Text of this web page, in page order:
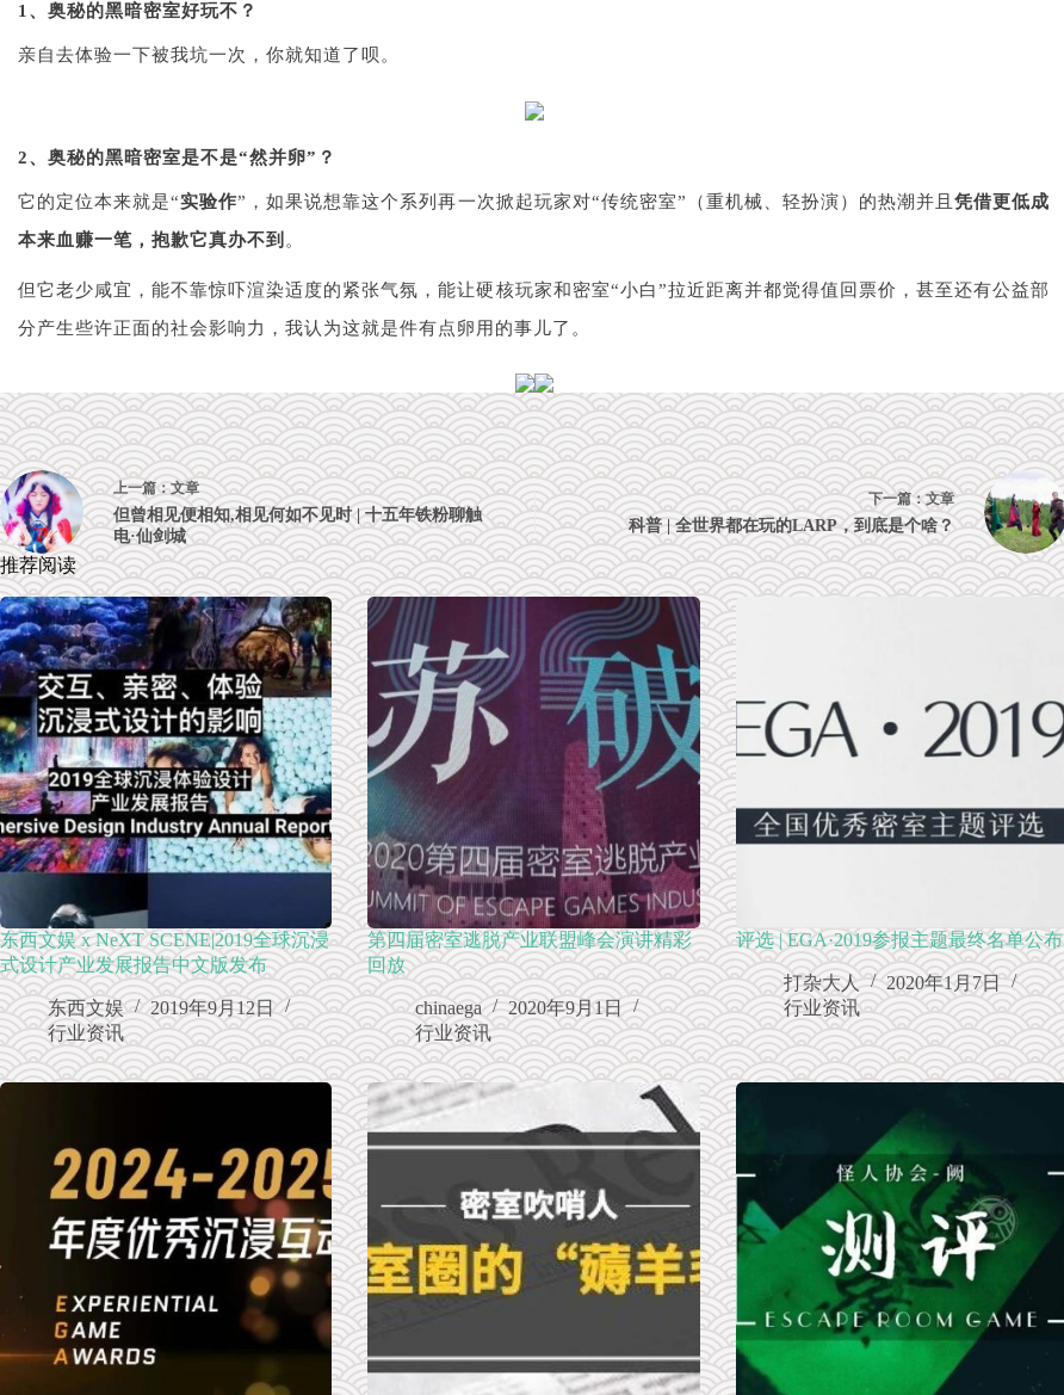
1、奥秘的黑暗密室好玩不？
亲自去体验一下被我坑一次，你就知道了呗。
2、奥秘的黑暗密室是不是“然并卵”？
它的定位本来就是“实验作”，如果说想靠这个系列再一次掀起玩家对“传统密室”（重机械、轻扮演）的热潮并且凭借更低成
本来血赚一笔，抱歉它真办不到 。
但它老少咸宜，能不靠惊吓渲染适度的紧张气氛，能让硬核玩家和密室“小白”拉近距离并都觉得值回票价，甚至还有公益部
分产生些许正面的社会影响力，我认为这就是件有点卵用的事儿了。
上一篇：文章
但曾相见便相知,相见何如不见时 | 十五年铁粉聊触
电·仙剑城
下一篇：文章
科普 | 全世界都在玩的LARP，到底是个啥？
推荐阅读
东西文娱 x NeXT SCENE|2019全球沉浸
式设计产业发展报告中文版发布
东西文娱
2019年9月12日
行业资讯
第四届密室逃脱产业联盟峰会演讲精彩
回放
chinaega
2020年9月1日
行业资讯
评选 | EGA·2019参报主题最终名单公布
打杂大人
2020年1月7日
行业资讯